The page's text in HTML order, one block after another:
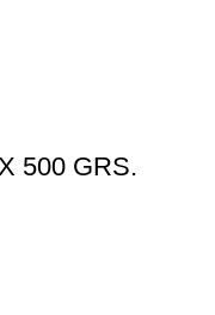
500 GRS.